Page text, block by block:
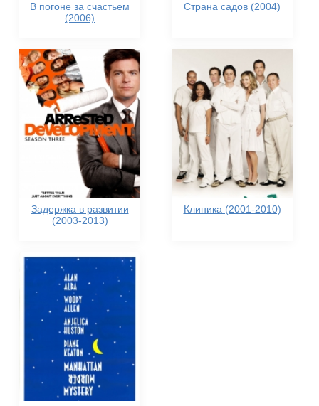
В погоне за счастьем
(2006)
Страна садов (2004)
Задержка в развитии
(2003-2013)
Клиника (2001-2010)